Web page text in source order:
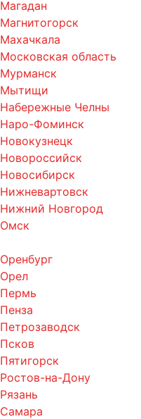
Магадан
Магнитогорск
Махачкала
Московская область
Мурманск
Мытищи
Набережные Челны
Наро-Фоминск
Новокузнецк
Новороссийск
Новосибирск
Нижневартовск
Нижний Новгород
Омск
Оренбург
Орел
Пермь
Пенза
Петрозаводск
Псков
Пятигорск
Ростов-на-Дону
Рязань
Самара